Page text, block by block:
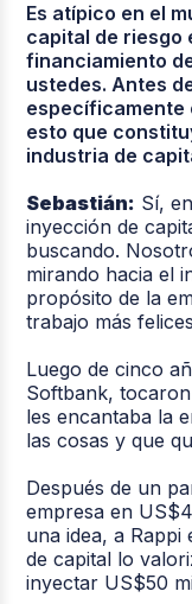
Es atípico en el
capital de riesgo
financiamiento
ustedes. Antes
específicamente
esto que
industria de
Sebastián: Sí,
inyección de
buscando.
mirando hacia el
propósito de la
trabajo más
Luego de cinco
Softbank,
les encantaba la
las cosas y que
Después de un
empresa en
una idea, a
de capital lo
inyectar US$50